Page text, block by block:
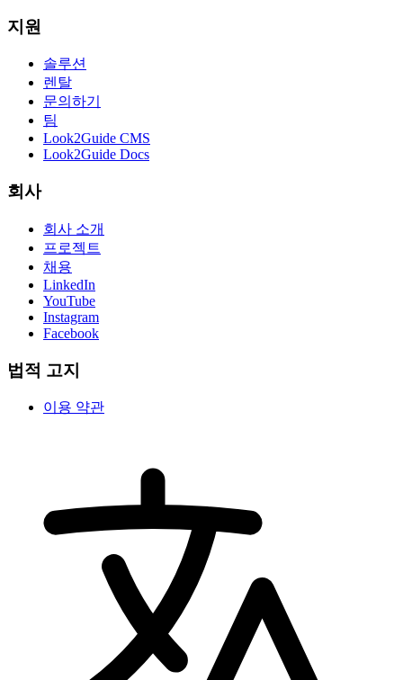
지원
솔루션
렌탈
문의하기
팀
Look2Guide CMS
Look2Guide Docs
회사
회사 소개
프로젝트
채용
LinkedIn
YouTube
Instagram
Facebook
법적 고지
이용 약관